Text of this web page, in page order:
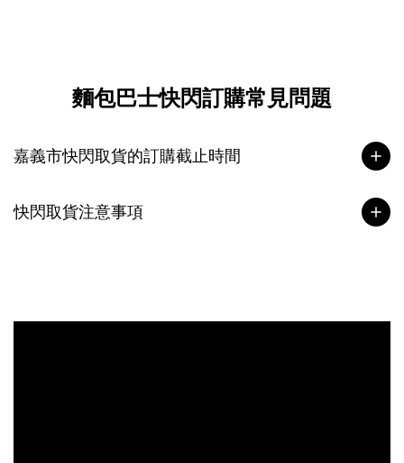
麵包巴士快閃訂購常見問題
嘉義市快閃取貨的訂購截止時間
快閃取貨注意事項